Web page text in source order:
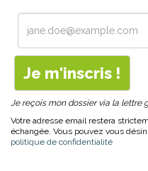
Je reçois mon dossier via la lettre
Votre adresse email restera
échangée. Vous pouvez vous
politique de confidentialité